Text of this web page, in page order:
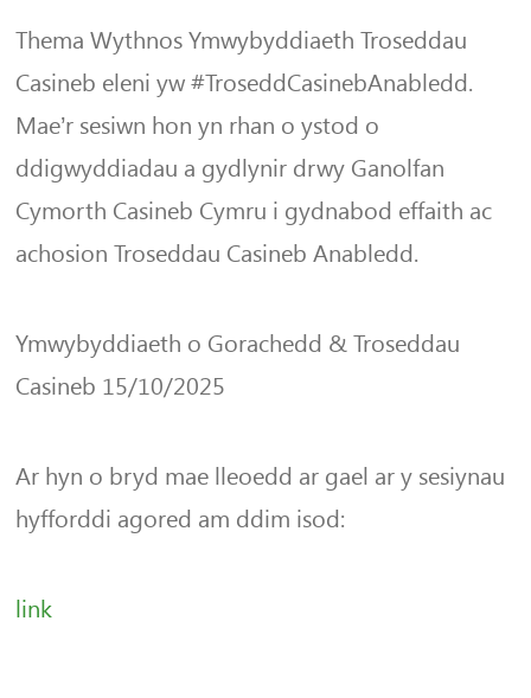
Thema Wythnos Ymwybyddiaeth Troseddau
Casineb eleni yw #TroseddCasinebAnabledd.
Mae’r sesiwn hon yn rhan o ystod o
ddigwyddiadau a gydlynir drwy Ganolfan
Cymorth Casineb Cymru i gydnabod effaith ac
achosion Troseddau Casineb Anabledd.
Ymwybyddiaeth o Gorachedd & Troseddau
Casineb 15/10/2025
Ar hyn o bryd mae lleoedd ar gael ar y sesiynau
hyfforddi agored am ddim isod:
link